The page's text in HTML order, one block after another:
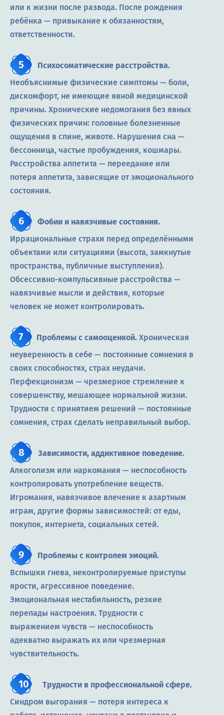
или к жизни после развода. После рождения
ребёнка — привыкание к обязанностям,
ответственности.
Психосоматические расстройства.
Необъяснимые физические симптомы — боли,
дискомфорт, не имеющие явной медицинской
причины. Хронические недомогания без явных
физических причин: головные болезненные
ощущения в спине, животе. Нарушения сна —
бессонница, частые пробуждения, кошмары.
Расстройства аппетита — переедание или
потеря аппетита, зависящие от эмоционального
состояния.
Фобии и навязчивые состояния.
Иррациональные страхи перед определёнными
объектами или ситуациями (высота, замкнутые
пространства, публичные выступления).
Обсессивно-компульсивные расстройства —
навязчивые мысли и действия, которые
человек не может контролировать.
Проблемы с самооценкой. Хроническая
неуверенность в себе — постоянные сомнения в
своих способностях, страх неудачи.
Перфекционизм — чрезмерное стремление к
совершенству, мешающее нормальной жизни.
Трудности с принятием решений — постоянные
сомнения, страх сделать неправильный выбор.
Зависимости, аддиктивное поведение.
Алкоголизм или наркомания — неспособность
контролировать употребление веществ.
Игромания, навязчивое влечение к азартным
играм, другие формы зависимостей: от еды,
покупок, интернета, социальных сетей.
Проблемы с контролем эмоций.
Вспышки гнева, неконтролируемые приступы
ярости, агрессивное поведение.
Эмоциональная нестабильность, резкие
перепады настроения. Трудности с
выражением чувств — неспособность
адекватно выражать их или чрезмерная
чувствительность.
Трудности в профессиональной сфере.
Синдром выгорания — потеря интереса к